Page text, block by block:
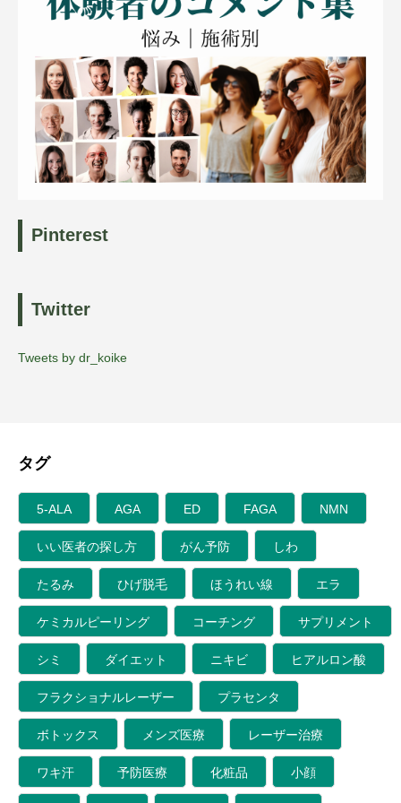
Pinterest
Twitter
Tweets by dr_koike
タグ
5-ALA AGA ED FAGA NMN
いい医者の探し方 がん予防 しわ
たるみ ひげ脱毛 ほうれい線 エラ
ケミカルピーリング コーチング サプリメント
シミ ダイエット ニキビ ヒアルロン酸
フラクショナルレーザー プラセンタ
ボトックス メンズ医療 レーザー治療
ワキ汗 予防医療 化粧品 小顔